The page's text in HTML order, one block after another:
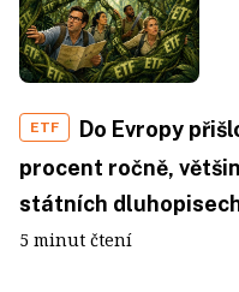
ETF
Do Evropy
procent ročně,
státních
5 minut čtení